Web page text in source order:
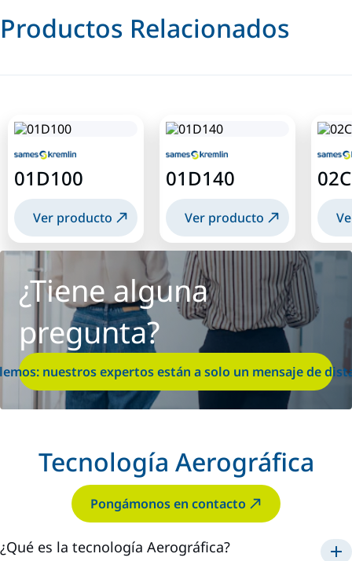
Productos Relacionados
01D100
Ver producto
01D140
Ver producto
¿Tiene alguna
pregunta?
nuestros expertos están a solo un mensaje de
Tecnología Aerográfica
Pongámonos en contacto
¿Qué es la tecnología Aerográfica?